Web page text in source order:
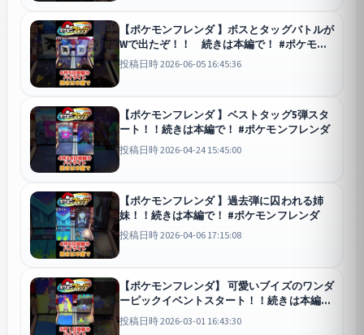
【ポケモンフレンダ 】ボスとタッグバトルが
Wで出たぞ！！ 続きは本編で！ #ポケモン
フレンダ
投稿日時 2026-06-05 16:45:36
【ポケモンフレンダ 】ベストタッグ5弾スタ
ート！！続きは本編で！ #ポケモンフレンダ
投稿日時 2026-04-24 15:45:00
【ポケモンフレンダ 】過去弾に囚われる姉
妹！！続きは本編で！ #ポケモンフレンダ
投稿日時 2026-04-06 17:15:08
【ポケモンフレンダ】 可愛いブイズのワンダ
ーピックイベントスタート！！続きは本編
で！ #ポケモンフレンダ
投稿日時 2026-03-01 16:43:30